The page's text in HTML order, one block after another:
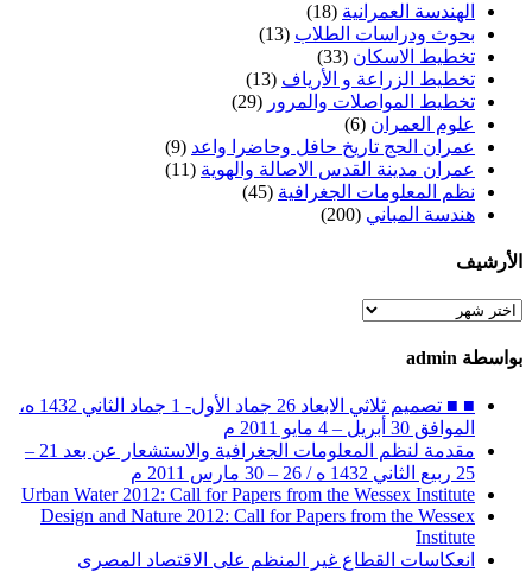
الهندسة العمرانية (18)
بحوث ودراسات الطلاب (13)
تخطيط الاسكان (33)
تخطيط الزراعة و الأرياف (13)
تخطيط المواصلات والمرور (29)
علوم العمران (6)
عمران الحج تاريخ حافل وحاضرا واعد (9)
عمران مدينة القدس الاصالة والهوية (11)
نظم المعلومات الجغرافية (45)
هندسة المباني (200)
الأرشيف
الأرشيف
بواسطة admin
■ ■ تصميم ثلاثي الابعاد 26 جماد الأول- 1 جماد الثاني 1432 ه،
الموافق 30 أبريل – 4 مايو 2011 م
مقدمة لنظم المعلومات الجغرافية والاستشعار عن بعد 21 –
25 ربيع الثاني 1432 ه / 26 – 30 مارس 2011 م
Urban Water 2012: Call for Papers from the Wessex Institute
Design and Nature 2012: Call for Papers from the Wessex
Institute‏
انعكاسات القطاع غير المنظم على الاقتصاد المصرى